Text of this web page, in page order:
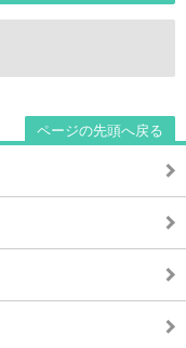
ページの先頭へ戻る